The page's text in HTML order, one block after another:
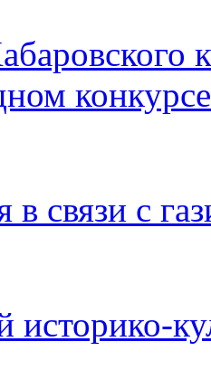
в связи с
историко-